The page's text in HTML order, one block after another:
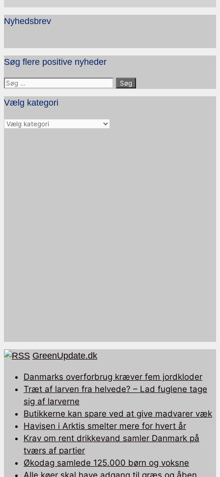
Nyhedsbrev
Søg flere positive nyheder
Søg
efter:
Vælg kategori
Vælg
GreenUpdate.dk
Danmarks overforbrug kræver fem jordkloder
Træt af larven fra helvede? – Lad fuglene tage
sig af larverne
Butikkerne kan spare ved at give madvarer væk
Havisen i Arktis smelter mere for hvert år
Krav om rent drikkevand samler Danmark på
tværs af partier
Økodag samlede 125.000 børn og voksne